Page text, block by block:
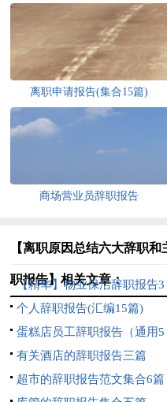
离职申请报告(集合15篇)
商场营业员辞职报告
【离职原因总结六大辞职
职报告】相关文章：
【精华】物业保洁辞职报告3
篇个人辞职报告(汇编15篇)
蛋糕店员工辞职报告（通用5
篇）
有关酒店的辞职报告三篇
超市的辞职报告范文集合6篇